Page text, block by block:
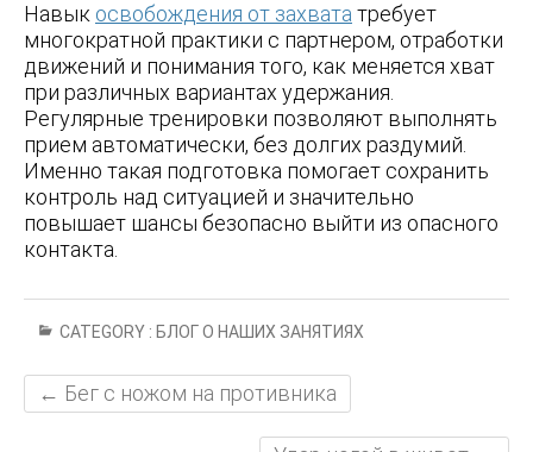
Навык освобождения от захвата требует
многократной практики с партнером, отработки
движений и понимания того, как меняется хват
при различных вариантах удержания.
Регулярные тренировки позволяют выполнять
прием автоматически, без долгих раздумий.
Именно такая подготовка помогает сохранить
контроль над ситуацией и значительно
повышает шансы безопасно выйти из опасного
контакта.
CATEGORY : БЛОГ О НАШИХ ЗАНЯТИЯХ
← Бег с ножом на противника